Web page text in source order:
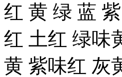
红 黄 绿 蓝
红 土红 绿味
黄 紫味红 灰